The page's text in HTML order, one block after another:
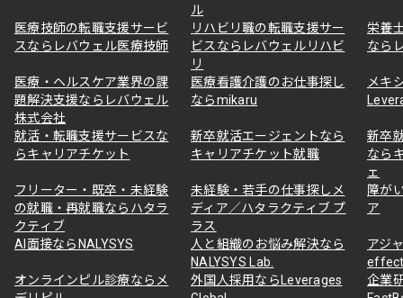
ル
医療技師の転職支援サービ
スならレバウェル医療技師
リハビリ職の転職支援サー
ビスならレバウェルリハビ
リ
栄養
なら
医療・ヘルスケア業界の課
題解決支援ならレバウェル
株式会社
医療看護介護のお仕事探し
ならmikaru
メキ
就活・転職支援サービスな
らキャリアチケット
新卒就活エージェントなら
キャリアチケット就職
新卒
なら
ェ
フリーター・既卒・未経験
の就職・再就職ならハタラ
クティブ
未経験・若手の仕事探しメ
ディア／ハタラクティブ プ
ラス
障が
ア
AI面接ならNALYSYS
人と組織のお悩み解決なら
NALYSYS Lab.
アジ
オンラインピル診療ならメ
外国人採用ならLeverages
企業